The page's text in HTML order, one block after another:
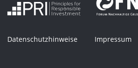
Datenschutzhinweise Impressum